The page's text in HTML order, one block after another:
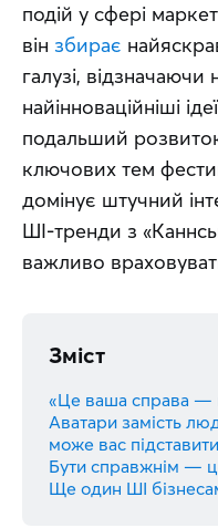
подій у сфері
він збирає
галузі, відзначаючи
найінноваційніші
подальший
ключових тем
домінує штучний
ШІ-тренди з
важливо
Зміст
«Це ваша справа —
Аватари замість
може вас підставити
Бути справжнім —
Ще один ШІ